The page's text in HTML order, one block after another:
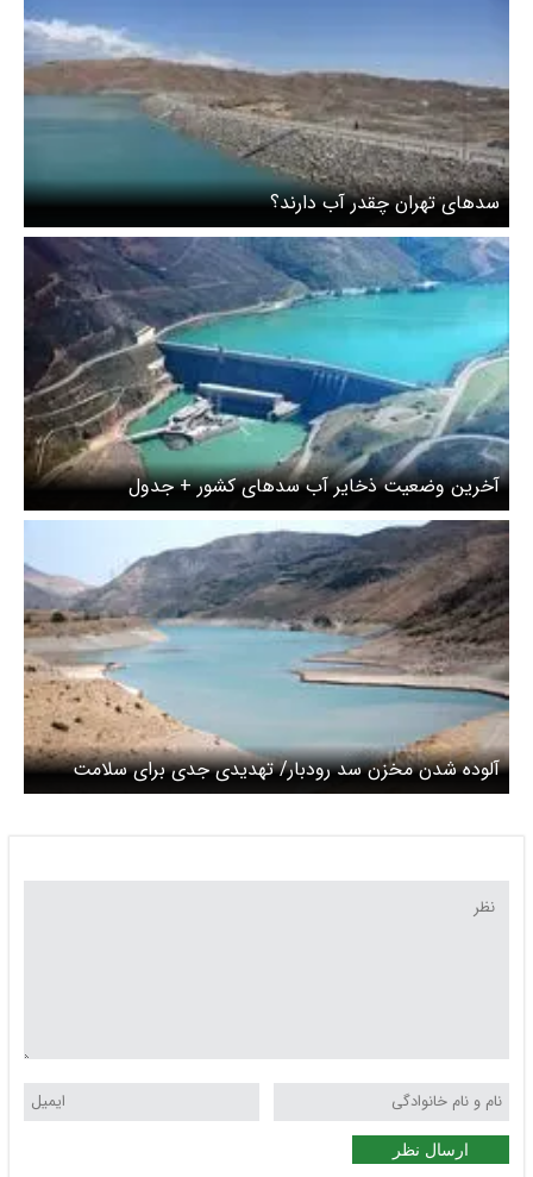
سدهای تهران چقدر آب دارند؟
آخرین وضعیت ذخایر آب سدهای کشور + جدول
آلوده شدن مخزن سد رودبار/ تهدیدی جدی برای سلامت
شهروندان وجود ندارد
ارسال نظر